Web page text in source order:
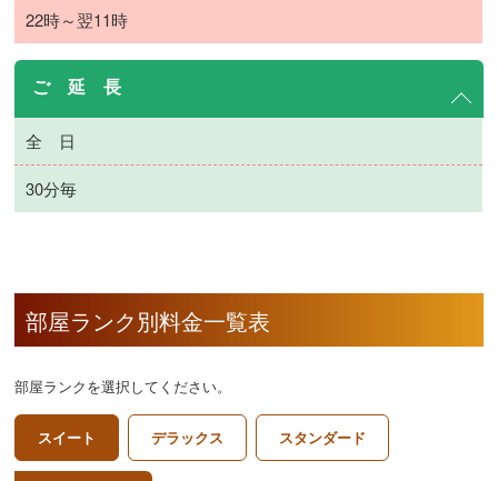
22時～翌11時
ご 延 長
全 日
30分毎
部屋ランク別料金一覧表
部屋ランクを選択してください。
スイート デラックス スタンダード